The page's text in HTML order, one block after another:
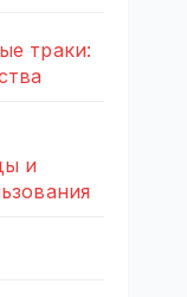
траки:
и